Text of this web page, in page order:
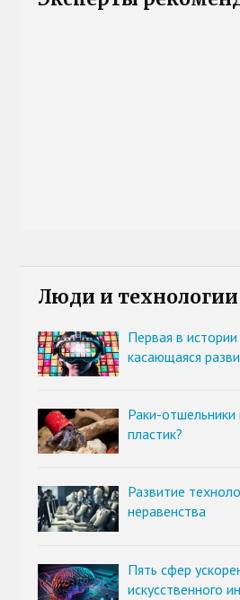
Люди и технологии
Первая в
касающаяся
Раки-
пластик?
Развитие
неравенства
Пять сфер
искусственного